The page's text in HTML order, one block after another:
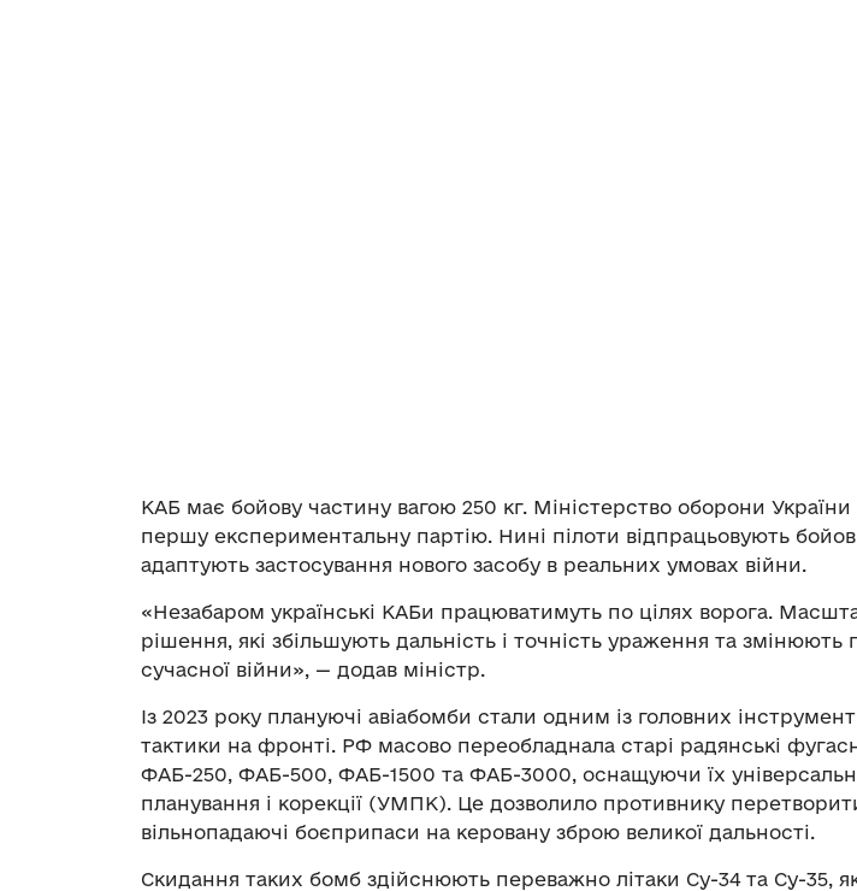
КАБ має бойову частину вагою 250 кг. Міністерство оборони
першу експериментальну партію. Нині пілоти відпрацьовують
адаптують застосування нового засобу в реальних умовах війни.
«Незабаром українські КАБи працюватимуть по цілях ворога.
рішення, які збільшують дальність і точність ураження та змінюють
сучасної війни», — додав міністр.
Із 2023 року плануючі авіабомби стали одним із головних
тактики на фронті. РФ масово переобладнала старі радянські
ФАБ-250, ФАБ-500, ФАБ-1500 та ФАБ-3000, оснащуючи їх
планування і корекції (УМПК). Це дозволило противнику
вільнопадаючі боєприпаси на керовану зброю великої дальності.
Скидання таких бомб здійснюють переважно літаки Су-34 та Су-35,